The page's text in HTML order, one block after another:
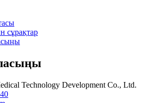
сұрақтар
Technology Development Co., Ltd.